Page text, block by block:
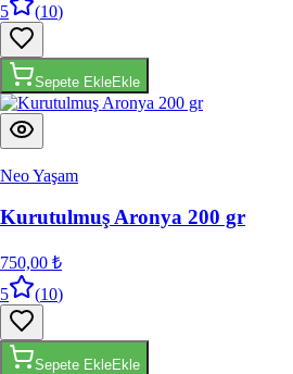
5
(10)
Sepete EkleEkle
Neo Yaşam
Kurutulmuş Aronya 200 gr
750,00 ₺
5
(10)
Sepete EkleEkle